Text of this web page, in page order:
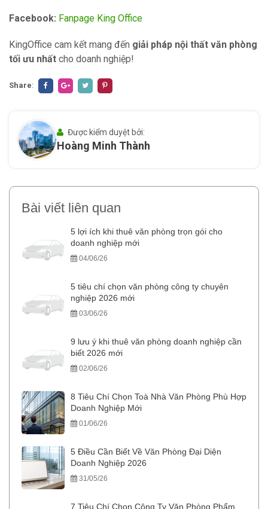
Facebook: Fanpage King Office
KingOffice cam kết mang đến giải pháp nội thất văn phòng
tối ưu nhất cho doanh nghiệp!
Share:
Được kiểm duyệt bởi:
Hoàng Minh Thành
Bài viết liên quan
5 lợi ích khi thuê văn phòng trọn gói cho
doanh nghiệp mới
04/06/26
5 tiêu chí chọn văn phòng công ty chuyên
nghiệp 2026 mới
03/06/26
9 lưu ý khi thuê văn phòng doanh nghiệp cần
biết 2026 mới
02/06/26
8 Tiêu Chí Chọn Toà Nhà Văn Phòng Phù Hợp
Doanh Nghiệp Mới
01/06/26
5 Điều Cần Biết Về Văn Phòng Đại Diện
Doanh Nghiệp 2026
31/05/26
7 Tiêu Chí Chọn Công Ty Văn Phòng Phẩm